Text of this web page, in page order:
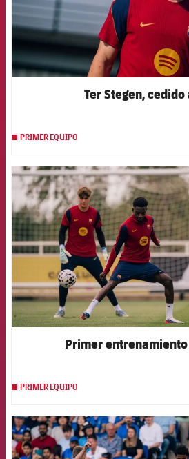
Ter Stegen,
PRIMER EQUIPO
FCB
Primer
PRIMER EQUIPO
FCB